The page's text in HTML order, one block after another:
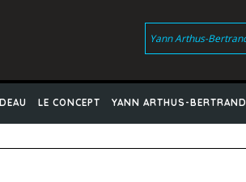
LE CONCEPT YANN ARTHUS-BERTRAND